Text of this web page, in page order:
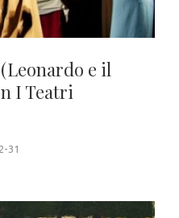
e il
I Teatri
31